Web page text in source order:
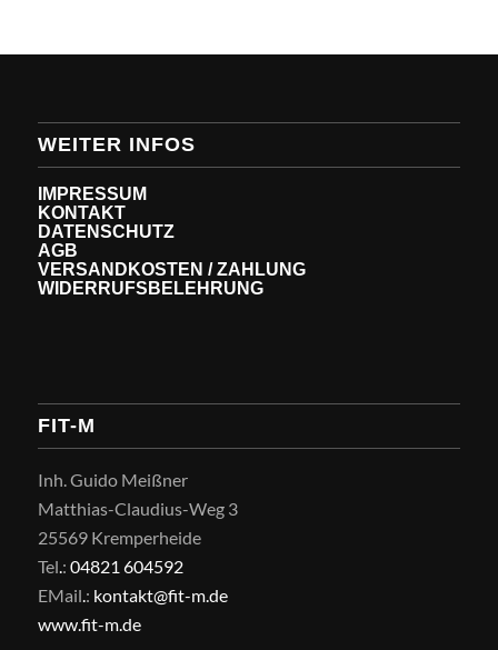
WEITER INFOS
IMPRESSUM
KONTAKT
DATENSCHUTZ
AGB
VERSANDKOSTEN / ZAHLUNG
WIDERRUFSBELEHRUNG
FIT-M
Inh. Guido Meißner
Matthias-Claudius-Weg 3
25569 Kremperheide
Tel : 04821 604592
EMail : kontakt@fit-m.de
www.fit-m.de